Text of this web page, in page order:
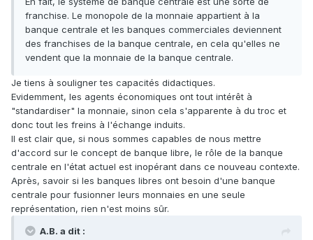
franchise. Le monopole de la monnaie appartient à la
banque centrale et les banques commerciales deviennent
des franchises de la banque centrale, en cela qu'elles ne
vendent que la monnaie de la banque centrale.
Je tiens à souligner tes capacités didactiques.
Evidemment, les agents économiques ont tout intérêt à
"standardiser" la monnaie, sinon cela s'apparente à du troc et
donc tout les freins à l'échange induits.
Il est clair que, si nous sommes capables de nous mettre
d'accord sur le concept de banque libre, le rôle de la banque
centrale en l'état actuel est inopérant dans ce nouveau contexte.
Après, savoir si les banques libres ont besoin d'une banque
centrale pour fusionner leurs monnaies en une seule
représentation, rien n'est moins sûr.
A.B. a dit :